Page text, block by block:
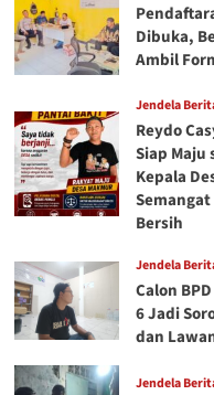
Dibuka,
Ambil
Jendela
Reydo
Siap Maju
Kepala
Bersih
Jendela
Calon
6 Jadi
dan
Jendela